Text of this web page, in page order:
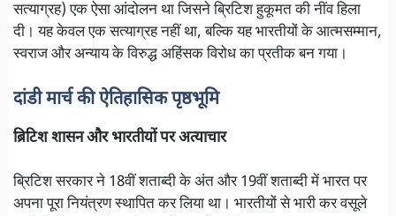
सत्याग्रह) एक ऐसा आंदोलन था जिसने ब्रिटिश हुकूमत की नींव हिला
दी। यह केवल एक सत्याग्रह नहीं था, बल्कि यह भारतीयों के आत्मसम्मान,
स्वराज और अन्याय के विरुद्ध अहिंसक विरोध का प्रतीक बन गया।
दांडी मार्च की ऐतिहासिक पृष्ठभूमि
ब्रिटिश शासन और भारतीयों पर अत्याचार
ब्रिटिश सरकार ने 18वीं शताब्दी के अंत और 19वीं शताब्दी में भारत पर
अपना पूरा नियंत्रण स्थापित कर लिया था। भारतीयों से भारी कर वसूले